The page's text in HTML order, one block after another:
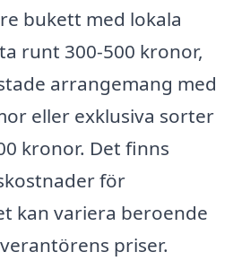
bukett med lokala
runt 300-500 kronor,
arrangemang med
eller exklusiva sorter
kronor. Det finns
för
kan variera beroende
priser.